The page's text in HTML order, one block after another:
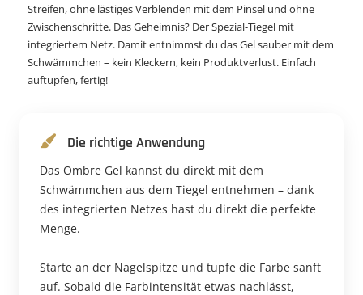
Streifen, ohne lästiges Verblenden mit dem Pinsel und ohne
Zwischenschritte. Das Geheimnis? Der Spezial-Tiegel mit
integriertem Netz. Damit entnimmst du das Gel sauber mit dem
Schwämmchen – kein Kleckern, kein Produktverlust. Einfach
auftupfen, fertig!
Die richtige Anwendung
Das Ombre Gel kannst du direkt mit dem
Schwämmchen aus dem Tiegel entnehmen – dank
des integrierten Netzes hast du direkt die perfekte
Menge.
Starte an der Nagelspitze und tupfe die Farbe sanft
auf. Sobald die Farbintensität etwas nachlässt,